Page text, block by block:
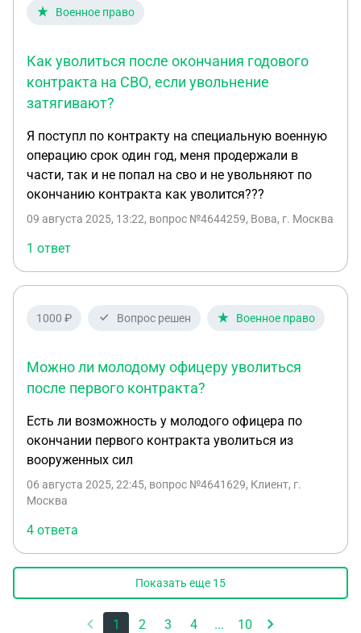
Военное право
Как уволиться после окончания годового
контракта на СВО, если увольнение
затягивают?
Я поступл по контракту на специальную военную
операцию срок один год, меня продержали в
части, так и не попал на сво и не увольняют по
окончанию контракта как уволится???
09 августа 2025, 13:22, вопрос №4644259, Вова, г. Москва
1 ответ
1000 ₽ Вопрос решен Военное право
Можно ли молодому офицеру уволиться
после первого контракта?
Есть ли возможность у молодого офицера по
окончании первого контракта уволиться из
вооруженных сил
06 августа 2025, 22:45, вопрос №4641629, Клиент, г.
Москва
4 ответа
Показать еще 15
1 2 3 4 ... 10